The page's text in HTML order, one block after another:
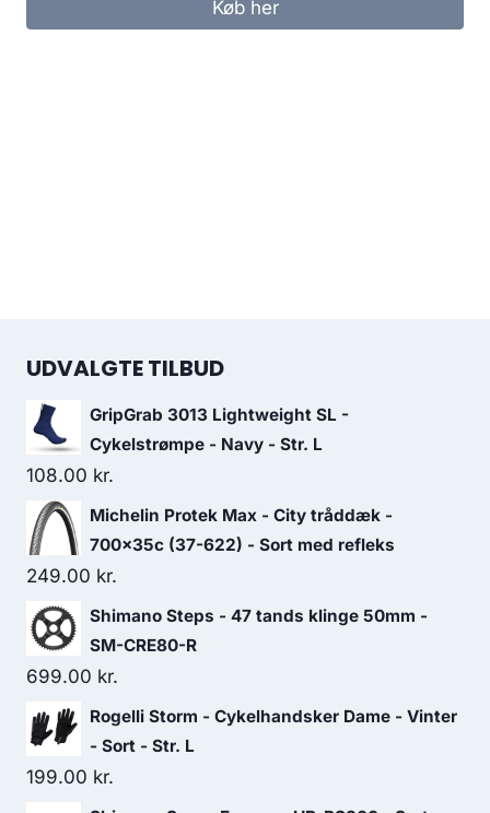
Køb her
UDVALGTE TILBUD
GripGrab 3013 Lightweight SL -
Cykelstrømpe - Navy - Str. L
108.00 kr.
Michelin Protek Max - City tråddæk -
700x35c (37-622) - Sort med refleks
249.00 kr.
Shimano Steps - 47 tands klinge 50mm -
SM-CRE80-R
699.00 kr.
Rogelli Storm - Cykelhandsker Dame - Vinter
- Sort - Str. L
199.00 kr.